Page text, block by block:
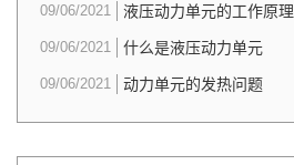
09/06/2021 液压动力单元的工作原理
09/06/2021 什么是液压动力单元
09/06/2021 动力单元的发热问题